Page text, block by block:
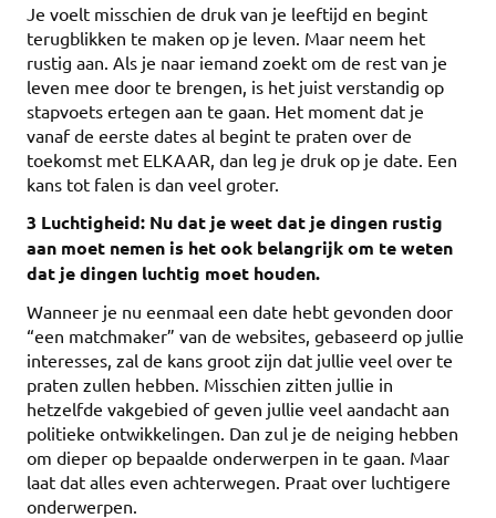
Je voelt misschien de druk van je leeftijd en begint
terugblikken te maken op je leven. Maar neem het
rustig aan. Als je naar iemand zoekt om de rest van je
leven mee door te brengen, is het juist verstandig op
stapvoets ertegen aan te gaan. Het moment dat je
vanaf de eerste dates al begint te praten over de
toekomst met ELKAAR, dan leg je druk op je date. Een
kans tot falen is dan veel groter.
3 Luchtigheid: Nu dat je weet dat je dingen rustig
aan moet nemen is het ook belangrijk om te weten
dat je dingen luchtig moet houden.
Wanneer je nu eenmaal een date hebt gevonden door
“een matchmaker” van de websites, gebaseerd op jullie
interesses, zal de kans groot zijn dat jullie veel over te
praten zullen hebben. Misschien zitten jullie in
hetzelfde vakgebied of geven jullie veel aandacht aan
politieke ontwikkelingen. Dan zul je de neiging hebben
om dieper op bepaalde onderwerpen in te gaan. Maar
laat dat alles even achterwegen. Praat over luchtigere
onderwerpen.